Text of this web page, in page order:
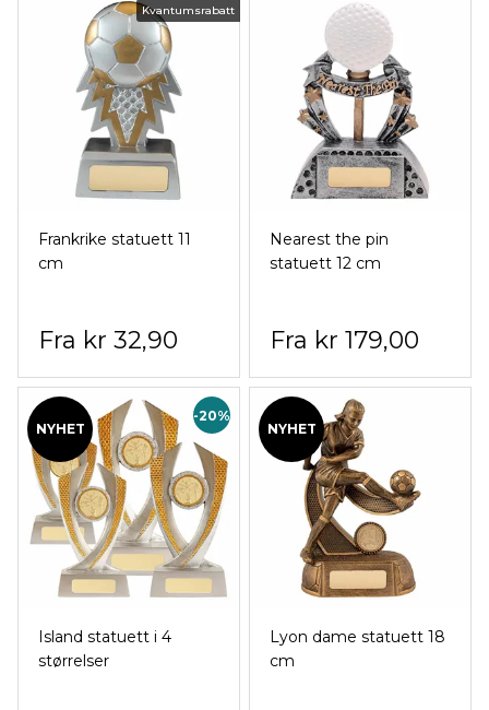
Kvantumsrabatt
Frankrike statuett 11
cm
kr 32,90
Nearest the pin
statuett 12 cm
kr 179,00
NYHET
Island statuett i 4
størrelser
-20%
NYHET
Lyon dame statuett 18
cm